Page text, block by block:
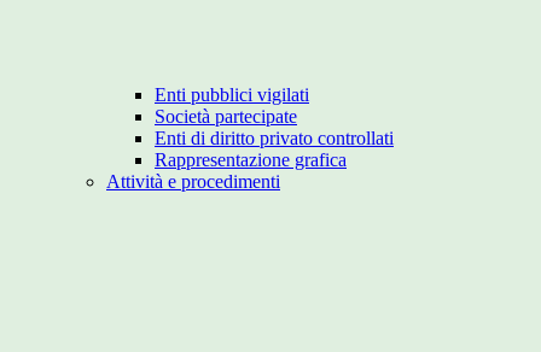
Enti pubblici vigilati
Società partecipate
Enti di diritto privato controllati
Rappresentazione grafica
Attività e procedimenti